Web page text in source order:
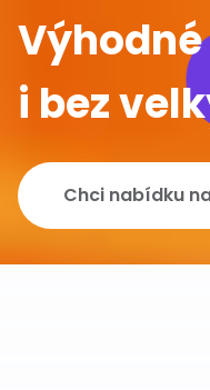
i bez
Chci nabídku